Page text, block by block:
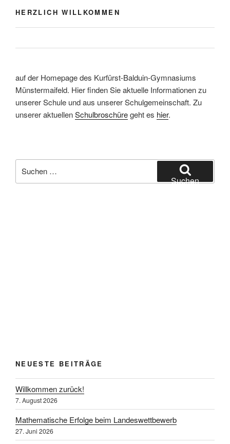
HERZLICH WILLKOMMEN
auf der Homepage des Kurfürst-Balduin-Gymnasiums
Münstermaifeld. Hier finden Sie aktuelle Informationen zu
unserer Schule und aus unserer Schulgemeinschaft. Zu
unserer aktuellenSchulbroschüregeht es hier.
nach:
Suchen
NEUESTE BEITRÄGE
Willkommen zurück!
7. August 2026
Mathematische Erfolge beim Landeswettbewerb
27. Juni 2026